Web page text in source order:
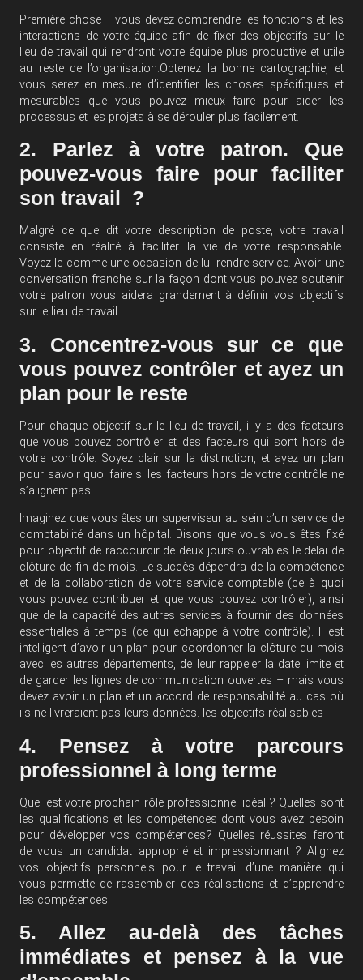
Première chose – vous devez comprendre les fonctions et les
interactions de votre équipe afin de fixer des objectifs sur le
lieu de travail qui rendront votre équipe plus productive et utile
au reste de l’organisation.Obtenez la bonne cartographie, et
vous serez en mesure d’identifier les choses spécifiques et
mesurables que vous pouvez mieux faire pour aider les
processus et les projets à se dérouler plus facilement.
2. Parlez à votre patron. Que
pouvez-vous faire pour faciliter
son travail ?
Malgré ce que dit votre description de poste, votre travail
consiste en réalité à faciliter la vie de votre responsable.
Voyez-le comme une occasion de lui rendre service. Avoir une
conversation franche sur la façon dont vous pouvez soutenir
votre patron vous aidera grandement à définir vos objectifs
sur le lieu de travail.
3. Concentrez-vous sur ce que
vous pouvez contrôler et ayez un
plan pour le reste
Pour chaque objectif sur le lieu de travail, il y a des facteurs
que vous pouvez contrôler et des facteurs qui sont hors de
votre contrôle. Soyez clair sur la distinction, et ayez un plan
pour savoir quoi faire si les facteurs hors de votre contrôle ne
s’alignent pas.
Imaginez que vous êtes un superviseur au sein d’un service de
comptabilité dans un hôpital. Disons que vous vous êtes fixé
pour objectif de raccourcir de deux jours ouvrables le délai de
clôture de fin de mois. Le succès dépendra de la compétence
et de la collaboration de votre service comptable (ce à quoi
vous pouvez contribuer et que vous pouvez contrôler), ainsi
que de la capacité des autres services à fournir des données
essentielles à temps (ce qui échappe à votre contrôle). Il est
intelligent d’avoir un plan pour coordonner la clôture du mois
avec les autres départements, de leur rappeler la date limite et
de garder les lignes de communication ouvertes – mais vous
devez avoir un plan et un accord de responsabilité au cas où
ils ne livreraient pas leurs données. les objectifs réalisables
4. Pensez à votre parcours
professionnel à long terme
Quel est votre prochain rôle professionnel idéal ? Quelles sont
les qualifications et les compétences dont vous avez besoin
pour développer vos compétences? Quelles réussites feront
de vous un candidat approprié et impressionnant ? Alignez
vos objectifs personnels pour le travail d’une manière qui
vous permette de rassembler ces réalisations et d’apprendre
les compétences.
5. Allez au-delà des tâches
immédiates et pensez à la vue